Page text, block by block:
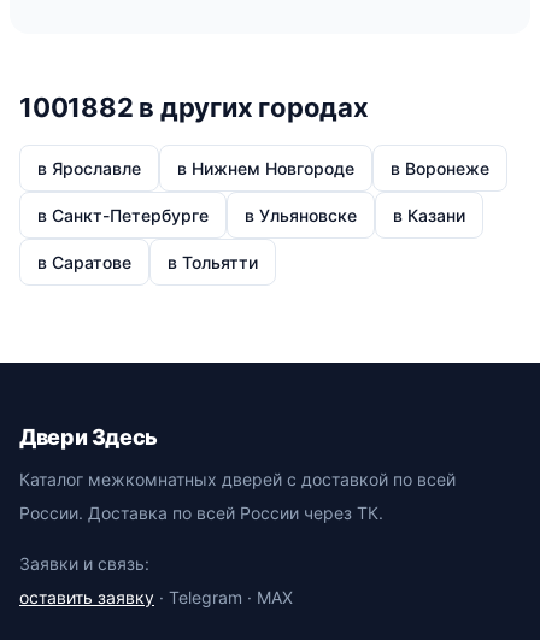
1001882 в других городах
в Ярославле в Нижнем Новгороде в Воронеже
в Санкт-Петербурге в Ульяновске в Казани
в Саратове в Тольятти
Двери Здесь
Каталог межкомнатных дверей с доставкой по всей
России. Доставка по всей России через ТК.
Заявки и связь:
оставить заявку · Telegram · MAX